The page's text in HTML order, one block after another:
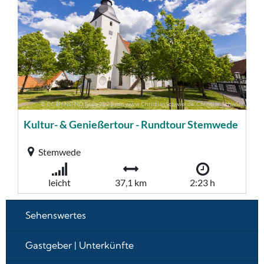
Sehenswertes
Gastgeber | Unterkünfte